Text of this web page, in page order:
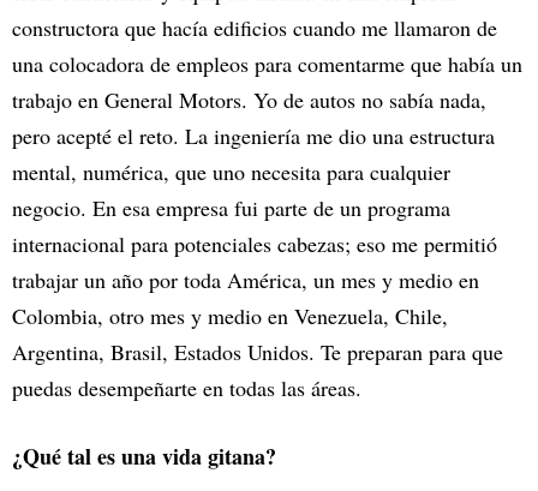
constructora que hacía edificios cuando me llamaron de
una colocadora de empleos para comentarme que había un
trabajo en General Motors. Yo de autos no sabía nada,
pero acepté el reto. La ingeniería me dio una estructura
mental, numérica, que uno necesita para cualquier
negocio. En esa empresa fui parte de un programa
internacional para potenciales cabezas; eso me permitió
trabajar un año por toda América, un mes y medio en
Colombia, otro mes y medio en Venezuela, Chile,
Argentina, Brasil, Estados Unidos. Te preparan para que
puedas desempeñarte en todas las áreas.
¿Qué tal es una vida gitana?